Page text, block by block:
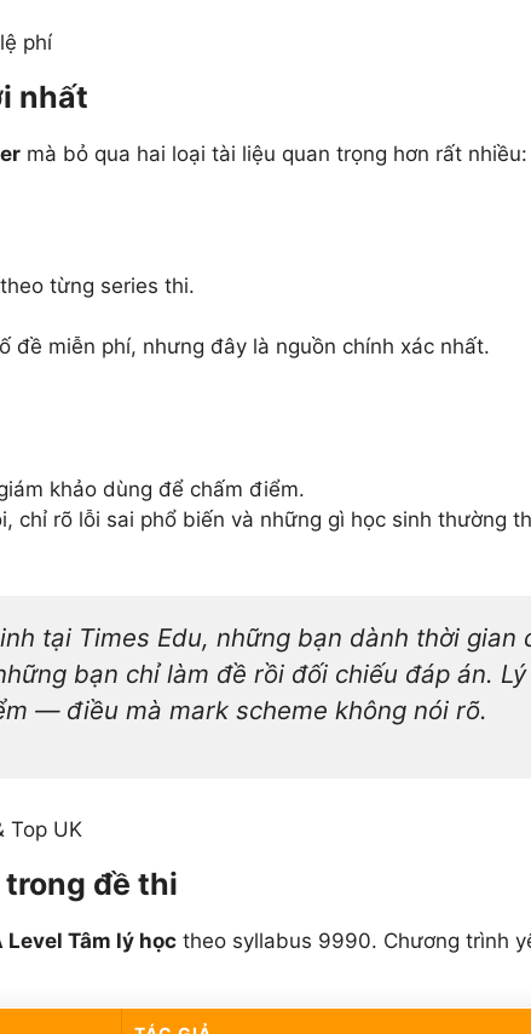
phí
nhất
mà bỏ qua hai loại tài liệu quan trọng hơn rất nhiều:
từng series thi.
đề miễn phí, nhưng đây là nguồn chính xác nhất.
khảo dùng để chấm điểm.
chỉ rõ lỗi sai phổ biến và những gì học sinh thường
tại Times Edu, những bạn dành thời gian
bạn chỉ làm đề rồi đối chiếu đáp án.
— điều mà mark scheme không nói rõ.
Top UK
đề thi
Level Tâm lý học theo syllabus 9990. Chương trình